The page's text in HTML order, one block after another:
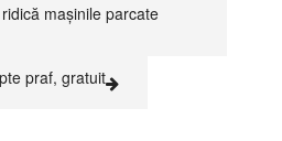
mașinile parcate
praf, gratuit